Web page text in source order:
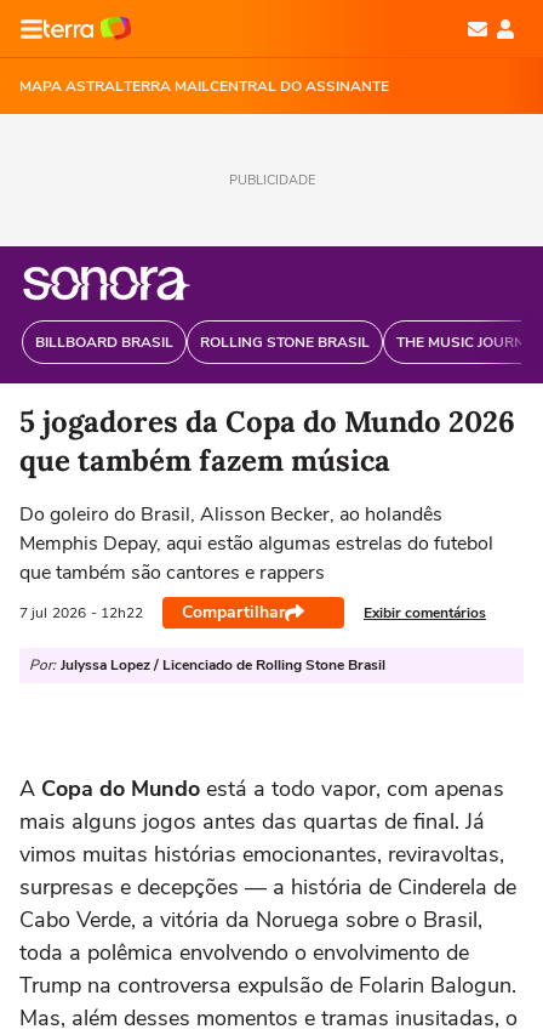
MAPA ASTRALTERRA MAILCENTRAL DO ASSINANTE
PUBLICIDADE
BILLBOARD BRASIL ROLLING STONE BRASIL THE MUSIC
5 jogadores da Copa do Mundo 2026
que também fazem música
Do goleiro do Brasil, Alisson Becker, ao holandês
Memphis Depay, aqui estão algumas estrelas do futebol
que também são cantores e rappers
7 jul 2026 - 12h22 Compartilhar Exibir comentários
Por: Julyssa Lopez / Licenciado de Rolling Stone Brasil
A Copa do Mundo está a todo vapor, com apenas
mais alguns jogos antes das quartas de final. Já
vimos muitas histórias emocionantes, reviravoltas,
surpresas e decepções — a história de Cinderela de
Cabo Verde, a vitória da Noruega sobre o Brasil,
toda a polêmica envolvendo o envolvimento de
Trump na controversa expulsão de Folarin Balogun.
Mas, além desses momentos e tramas inusitadas, o